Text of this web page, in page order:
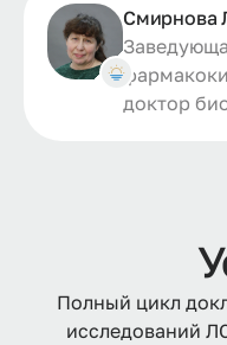
Смирнова
доктор
Полный цикл
исследований